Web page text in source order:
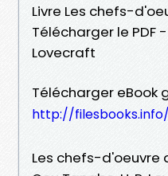
Livre Les chefs-
Télécharger le PDF
Lovecraft
Télécharger eBook
http://
Les chefs-d'oeuvre